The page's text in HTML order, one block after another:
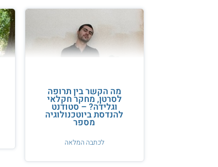
מה הקשר בין תרופה
לסרטן, מחקר חקלאי
וגלידה? – סטודנט
להנדסת ביוטכנולוגיה
מספר
לכתבה המלאה